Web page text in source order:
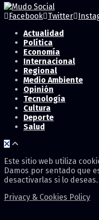
Facebook Twitter
Actualidad
Política
Economía
Internacional
Regional
Medio Ambiente
Opinión
Tecnología
Cultura
Deporte
Salud
Este sitio web utiliza
Damos por sentado que
desactivarlas si lo deseas.
Privacy & Cookies Policy